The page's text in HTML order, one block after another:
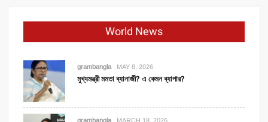
World News
grambangla MAY 8, 2026
মুখ্যমন্ত্রী মমতা ব্যানার্জী? এ কেমন ব্যাপার?
grambangla MARCH 18, 2026